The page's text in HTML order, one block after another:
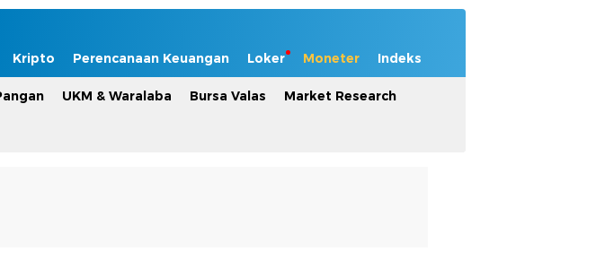
Kripto Perencanaan Keuangan Loker Moneter Indeks
UKM & Waralaba Bursa Valas Market Research